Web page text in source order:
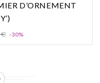
D’ORNEMENT
€ -30%